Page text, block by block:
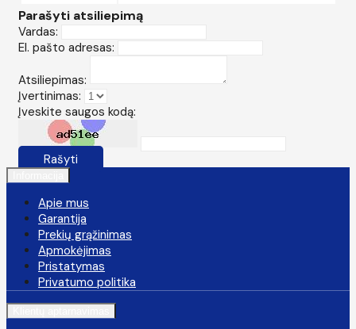
Parašyti atsiliepimą
Vardas:
El. pašto adresas:
Atsiliepimas:
Įvertinimas:
Įveskite saugos kodą:
Rašyti
Apie mus
Garantija
Prekių grąžinimas
Apmokėjimas
Pristatymas
Privatumo politika